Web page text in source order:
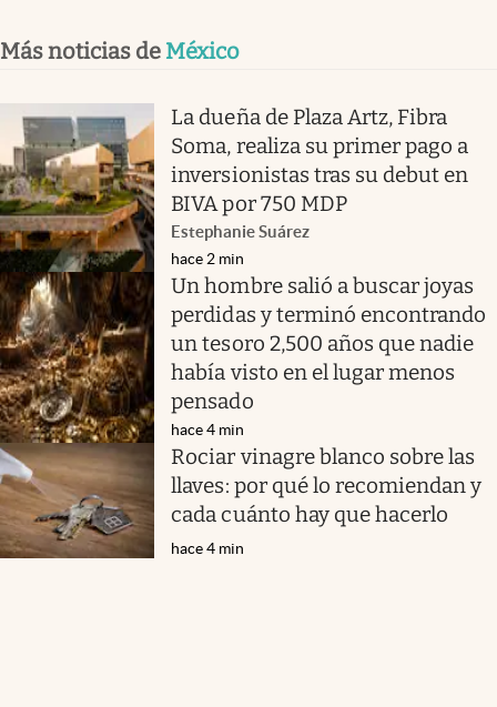
Más noticias de México
La dueña de Plaza Artz, Fibra
Soma, realiza su primer pago a
inversionistas tras su debut en
BIVA por 750 MDP
Estephanie Suárez
hace 2 min
Un hombre salió a buscar joyas
perdidas y terminó encontrando
un tesoro 2,500 años que nadie
había visto en el lugar menos
pensado
hace 4 min
Rociar vinagre blanco sobre las
llaves: por qué lo recomiendan y
cada cuánto hay que hacerlo
hace 4 min